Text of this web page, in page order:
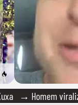
→ Homem